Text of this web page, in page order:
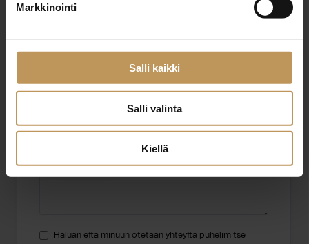
Markkinointi
Salli kaikki
Salli valinta
Kiellä
Haluan että minuun otetaan yhteyttä puhelimitse